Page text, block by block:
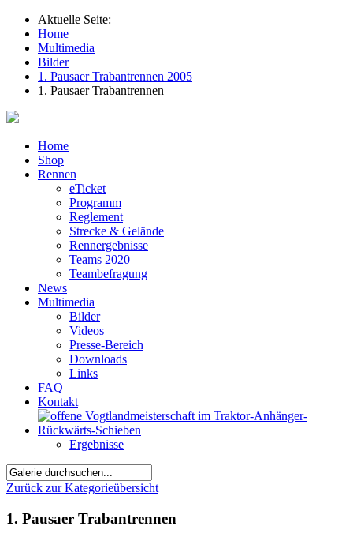
Aktuelle Seite:
Home
Multimedia
Bilder
1. Pausaer Trabantrennen 2005
1. Pausaer Trabantrennen
Home
Shop
Rennen
eTicket
Programm
Reglement
Strecke & Gelände
Rennergebnisse
Teams 2020
Teambefragung
News
Multimedia
Bilder
Videos
Presse-Bereich
Downloads
Links
FAQ
Kontakt
Ergebnisse
Zurück zur Kategorieübersicht
1. Pausaer Trabantrennen